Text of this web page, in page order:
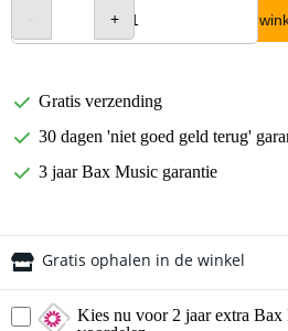
In
Gratis verzending
30 dagen 'niet goed geld terug'
3 jaar Bax Music garantie
Gratis ophalen in de winkel
Kies nu voor 2 jaar extra Bax